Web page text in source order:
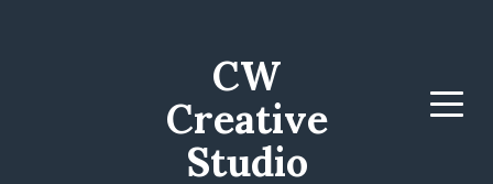
CW
Creative
Studio
Menu